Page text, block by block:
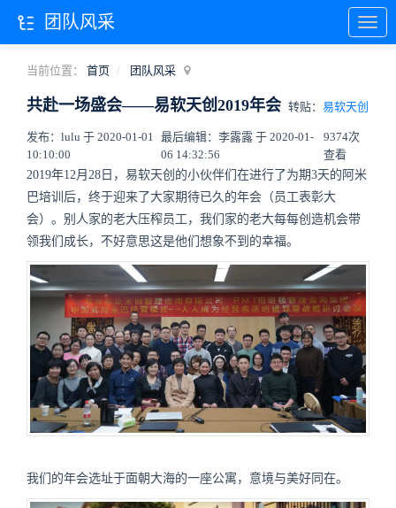
当前位置： 首页 团队风采
共赴一场盛会——易软天创2019年会 转贴： 易软天创
发布：lulu 于 2020-01-01
10:10:00
最后编辑：李露露 于 2020-01-
06 14:32:56
9374次
查看
2019年12月28日，易软天创的小伙伴们在进行了为期3天的阿米
巴培训后，终于迎来了大家期待已久的年会（员工表彰大
会）。别人家的老大压榨员工，我们家的老大每每创造机会带
领我们成长，不好意思这是他们想象不到的幸福。
我们的年会选址于面朝大海的一座公寓，意境与美好同在。
团队风采